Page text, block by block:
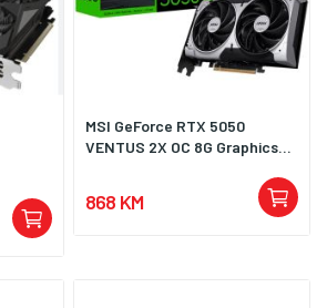
MSI GeForce RTX 5050
VENTUS 2X OC 8G Graphics...
868 KM